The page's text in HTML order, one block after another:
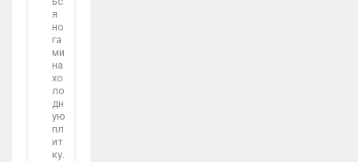
я
но
га
ми
на
хо
ло
дн
ую
пл
ит
ку.